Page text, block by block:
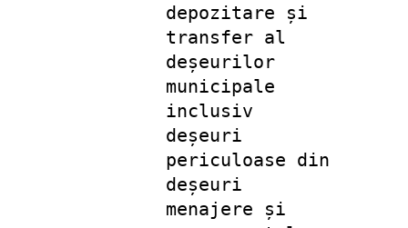
depozitare și
transfer al
deșeurilor
municipale
inclusiv
deșeuri
periculoase din
deșeuri
menajere și